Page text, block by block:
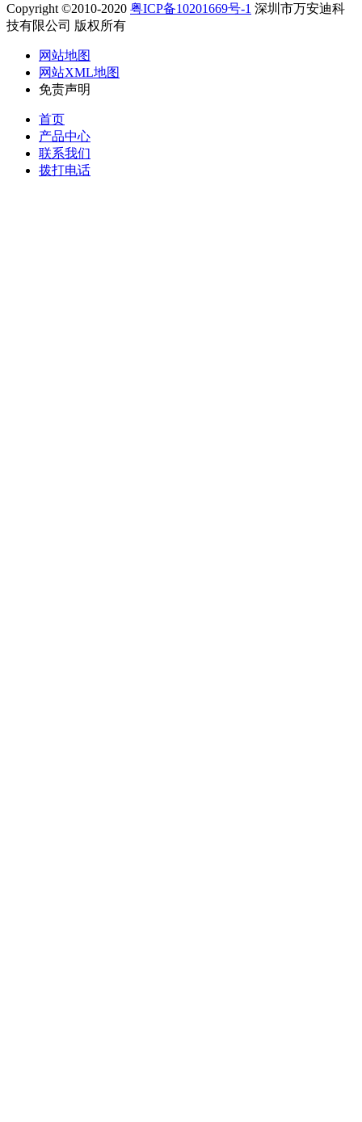
Copyright ©2010-2020 粤ICP备10201669号-1 深圳市万安迪科
技有限公司 版权所有
网站地图
网站XML地图
免责声明
首页
产品中心
联系我们
拨打电话